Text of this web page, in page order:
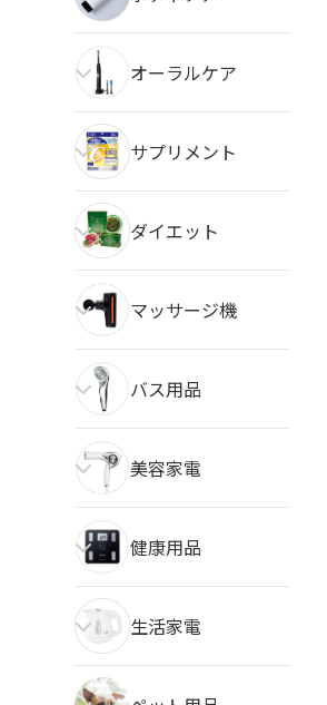
オーラルケア
サプリメント
ダイエット
マッサージ機
バス用品
美容家電
健康用品
生活家電